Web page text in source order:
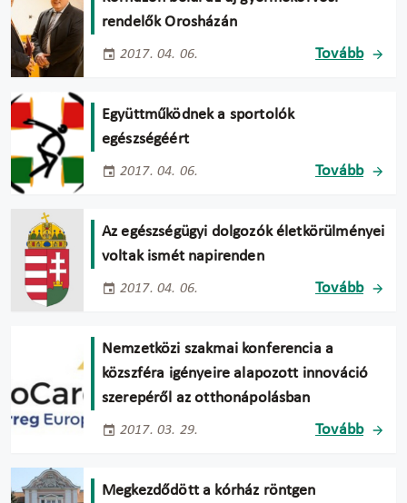
rendelők Orosházán
2017. 04. 06. Tovább
Együttműködnek a sportolók
egészségéért
2017. 04. 06. Tovább
Az egészségügyi dolgozók életkörülményei
voltak ismét napirenden
2017. 04. 06. Tovább
Nemzetközi szakmai konferencia a
közszféra igényeire alapozott innováció
szerepéről az otthonápolásban
2017. 03. 29. Tovább
Megkezdődött a kórház röntgen